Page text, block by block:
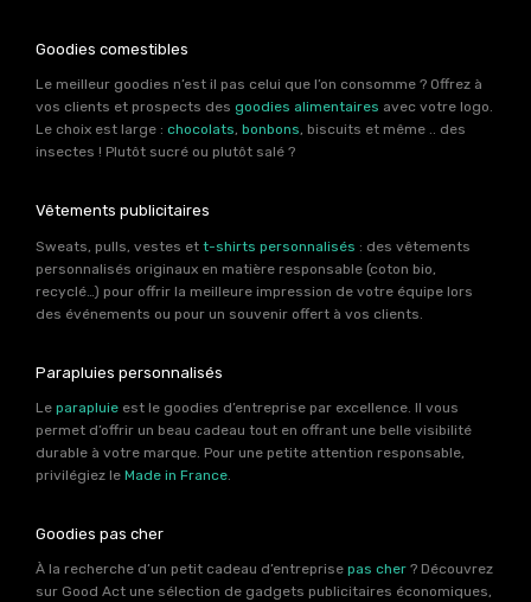
Goodies comestibles
Le meilleur goodies n’est il pas celui que l’on consomme ? Offrez à
vos clients et prospects des goodies alimentaires avec votre logo.
Le choix est large : chocolats, bonbons, biscuits et même .. des
insectes ! Plutôt sucré ou plutôt salé ?
Vêtements publicitaires
Sweats, pulls, vestes et t-shirts personnalisés : des vêtements
personnalisés originaux en matière responsable (coton bio,
recyclé…) pour offrir la meilleure impression de votre équipe lors
des événements ou pour un souvenir offert à vos clients.
Parapluies personnalisés
Le parapluie est le goodies d’entreprise par excellence. Il vous
permet d’offrir un beau cadeau tout en offrant une belle visibilité
durable à votre marque. Pour une petite attention responsable,
privilégiez le Made in France.
Goodies pas cher
À la recherche d’un petit cadeau d’entreprise pas cher ? Découvrez
sur Good Act une sélection de gadgets publicitaires économiques,